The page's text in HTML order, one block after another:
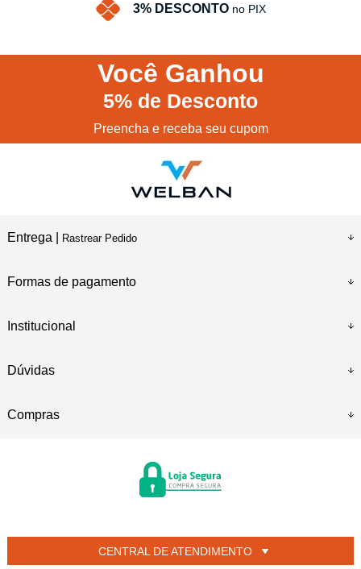
3% DESCONTO no PIX
Você Ganhou
5% de Desconto
Preencha e receba seu cupom
Entrega | Rastrear Pedido
Formas de pagamento
Institucional
Dúvidas
Compras
CENTRAL DE ATENDIMENTO